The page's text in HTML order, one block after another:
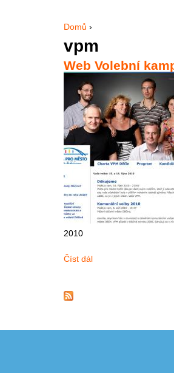
Jste zde
Domů ›
vpm
Web Volební
2010
Číst dál